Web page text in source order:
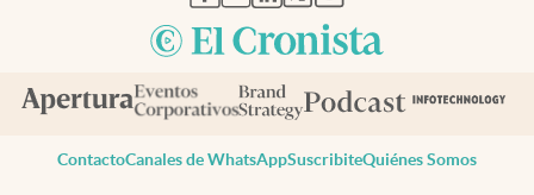
ContactoCanales de WhatsAppSuscribiteQuiénes Somos